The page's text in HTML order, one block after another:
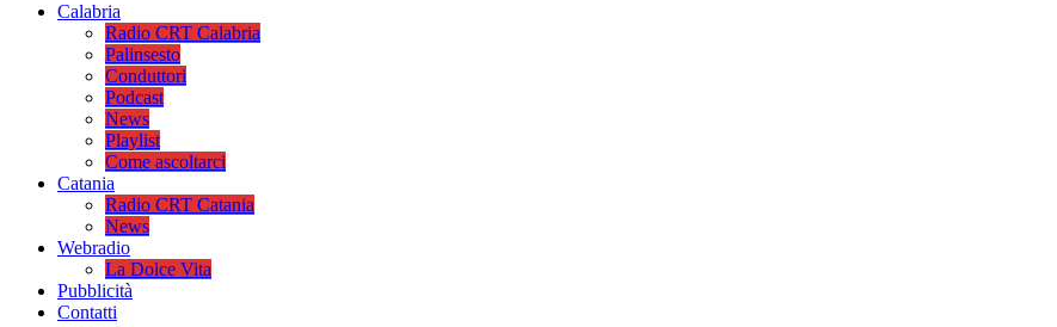
Calabria
Radio CRT Calabria
Palinsesto
Conduttori
Podcast
News
Playlist
Come ascoltarci
Catania
Radio CRT Catania
News
Webradio
La Dolce Vita
Pubblicità
Contatti